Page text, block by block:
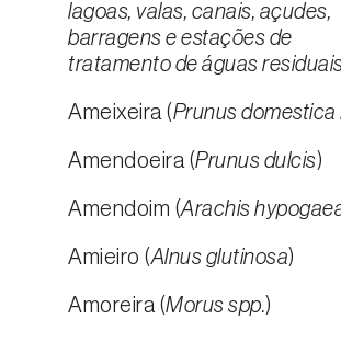
lagoas, valas, canais, açudes,
barragens e estações de
tratamento de águas
Ameixeira (Prunus domestica
Amendoeira (Prunus dulcis)
Amendoim (Arachis
Amieiro (Alnus glutinosa)
Amoreira (Morus spp.)